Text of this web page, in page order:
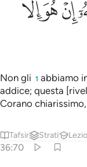
ذِكْرٌۭ وَقُرْءَانٌۭﳁﳂﳃ
Non gli 1 abbiamo
addice; questa
Corano chiarissimo,
Tafsir Strati
36:70